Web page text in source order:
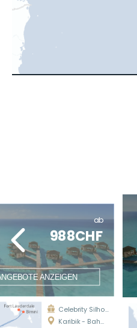
ab
988CHF
ANZEIGEN
Celebrity Silhouette
Karibik - Bahamas